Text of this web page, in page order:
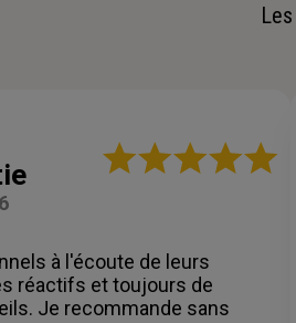
Note
étoiles
à l'écoute de leurs
réactifs et toujours de
Je recommande sans